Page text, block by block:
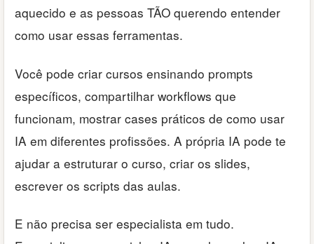
aquecido e as pessoas TÃO querendo entender
como usar essas ferramentas.
Você pode criar cursos ensinando prompts
específicos, compartilhar workflows que
funcionam, mostrar cases práticos de como usar
IA em diferentes profissões. A própria IA pode te
ajudar a estruturar o curso, criar os slides,
escrever os scripts das aulas.
E não precisa ser especialista em tudo.